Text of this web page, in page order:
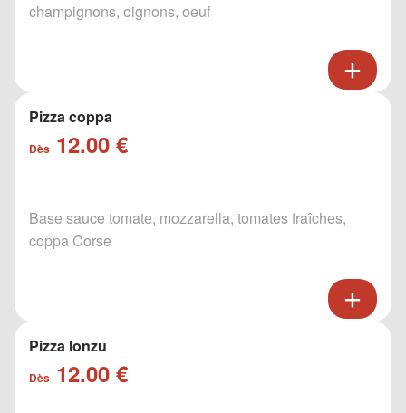
champignons, oignons, oeuf
Pizza coppa
Dès 12.00 €
Base sauce tomate, mozzarella, tomates fraîches,
coppa Corse
Pizza lonzu
Dès 12.00 €